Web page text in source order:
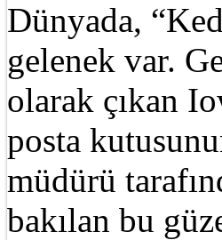
Dünyada,
gelenek var.
olarak çıkan
posta
müdürü
bakılan bu